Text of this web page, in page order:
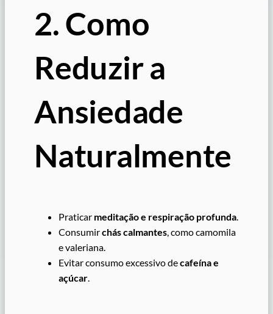
2. Como
Reduzir a
Ansiedade
Naturalmente
Praticar meditação e respiração profunda.
Consumirchás calmantes, como camomila
e valeriana.
Evitar consumo excessivo decafeína e
açúcar.